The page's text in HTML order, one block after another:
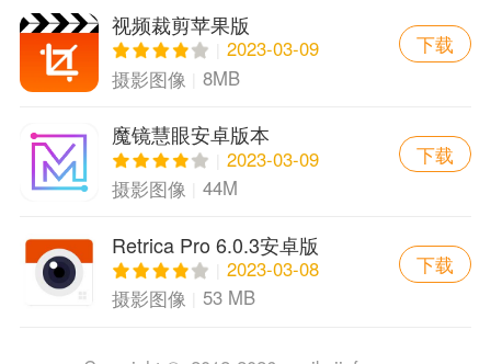
视频裁剪苹果版
2023-03-09
摄影图像
8MB
下载
魔镜慧眼安卓版本
2023-03-09
摄影图像
44M
下载
Retrica Pro 6.0.3安卓版
2023-03-08
摄影图像
53 MB
下载